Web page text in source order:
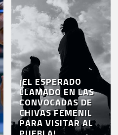
¡EL ESPERADO
LLAMADO EN LAS
CONVOCADAS DE
CHIVAS FEMENIL
PARA VISITAR AL